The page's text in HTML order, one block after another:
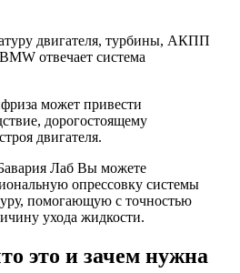
двигателя, турбины, АКПП
отвечает система
может привести
дорогостоящему
двигателя.
Лаб Вы можете
опрессовку системы
помогающую с точностью
ухода жидкости.
это и зачем нужна